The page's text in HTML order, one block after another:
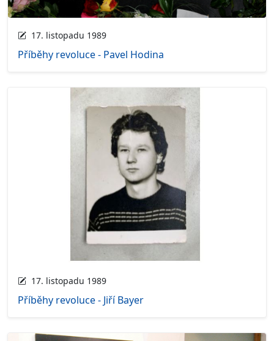
17. listopadu 1989
Příběhy revoluce - Pavel Hodina
17. listopadu 1989
Příběhy revoluce - Jiří Bayer